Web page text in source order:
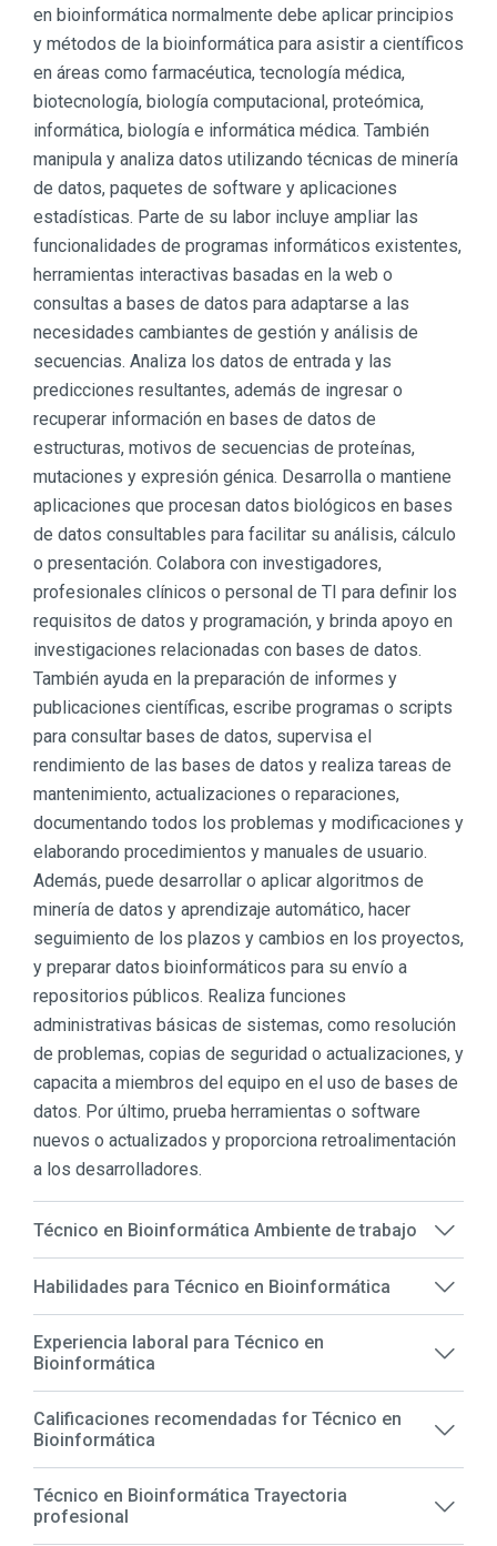
en bioinformática normalmente debe aplicar principios
y métodos de la bioinformática para asistir a científicos
en áreas como farmacéutica, tecnología médica,
biotecnología, biología computacional, proteómica,
informática, biología e informática médica. También
manipula y analiza datos utilizando técnicas de minería
de datos, paquetes de software y aplicaciones
estadísticas. Parte de su labor incluye ampliar las
funcionalidades de programas informáticos existentes,
herramientas interactivas basadas en la web o
consultas a bases de datos para adaptarse a las
necesidades cambiantes de gestión y análisis de
secuencias. Analiza los datos de entrada y las
predicciones resultantes, además de ingresar o
recuperar información en bases de datos de
estructuras, motivos de secuencias de proteínas,
mutaciones y expresión génica. Desarrolla o mantiene
aplicaciones que procesan datos biológicos en bases
de datos consultables para facilitar su análisis, cálculo
o presentación. Colabora con investigadores,
profesionales clínicos o personal de TI para definir los
requisitos de datos y programación, y brinda apoyo en
investigaciones relacionadas con bases de datos.
También ayuda en la preparación de informes y
publicaciones científicas, escribe programas o scripts
para consultar bases de datos, supervisa el
rendimiento de las bases de datos y realiza tareas de
mantenimiento, actualizaciones o reparaciones,
documentando todos los problemas y modificaciones y
elaborando procedimientos y manuales de usuario.
Además, puede desarrollar o aplicar algoritmos de
minería de datos y aprendizaje automático, hacer
seguimiento de los plazos y cambios en los proyectos,
y preparar datos bioinformáticos para su envío a
repositorios públicos. Realiza funciones
administrativas básicas de sistemas, como resolución
de problemas, copias de seguridad o actualizaciones, y
capacita a miembros del equipo en el uso de bases de
datos. Por último, prueba herramientas o software
nuevos o actualizados y proporciona retroalimentación
a los desarrolladores.
Técnico en Bioinformática Ambiente de trabajo
Habilidades para Técnico en Bioinformática
Experiencia laboral para Técnico en
Bioinformática
Calificaciones recomendadas for Técnico en
Bioinformática
Técnico en Bioinformática Trayectoria
profesional